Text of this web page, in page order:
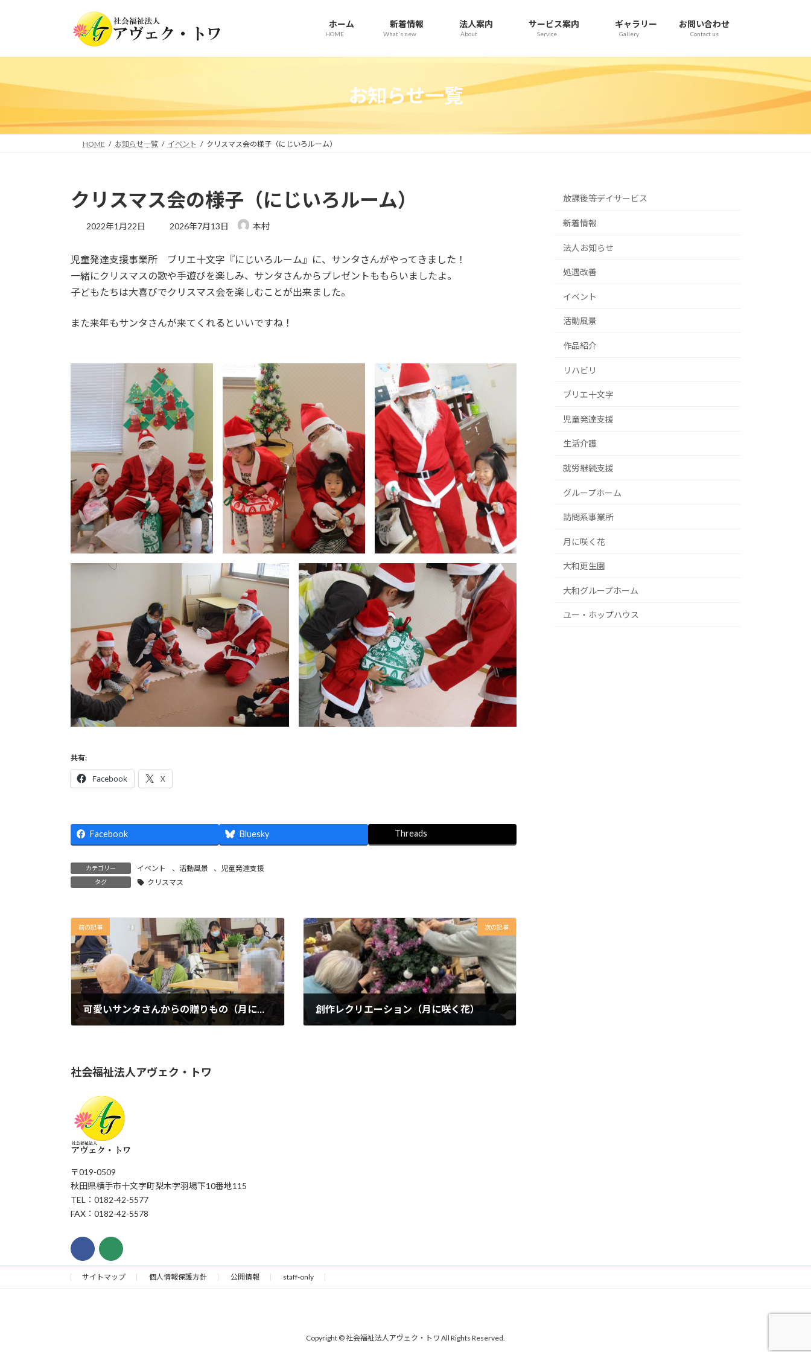
ッ
プ
移
動
ホーム
HOME
新着情報
What's new
法人案内
About
サービス案内
Service
ギャラリー
Gallery
お問い合わせ
Contact us
お知らせ一覧
HOME お知らせ一覧 イベント クリスマス会の様子（にじいろルーム）
クリスマス会の様子（にじいろルーム）
2022年1月22日
最
新
日
:
2026年7月13日 本村
児童発達支援事業所 ブリエ十文字『にじいろルーム』に、サンタさんがやってきました！
一緒にクリスマスの歌や手遊びを楽しみ、サンタさんからプレゼントももらいましたよ。
子どもたちは大喜びでクリスマス会を楽しむことが出来ました。
また来年もサンタさんが来てくれるといいですね！
共有:
Facebook X
Facebook Bluesky Threads
カテゴリー イベント 、 活動風景 、 児童発達支援
タグ クリスマス
前の記事
可愛いサンタさんからの贈りもの（月に咲く花）
次の記事
創作レクリエーション（月に咲く花）
放課後等デイサービス
新着情報
法人お知らせ
処遇改善
イベント
活動風景
作品紹介
リハビリ
ブリエ十文字
児童発達支援
生活介護
就労継続支援
グループホーム
訪問系事業所
月に咲く花
大和更生園
大和グループホーム
ユー・ホップハウス
社会福祉法人アヴェク・トワ
〒019-0509
秋田県横手市十文字町梨木字羽場下10番地115
TEL：0182-42-5577
FAX：0182-42-5578
サイトマップ 個人情報保護方針 公開情報 staff-only
Copyright © 社会福祉法人アヴェク・トワ All Rights Reserved.